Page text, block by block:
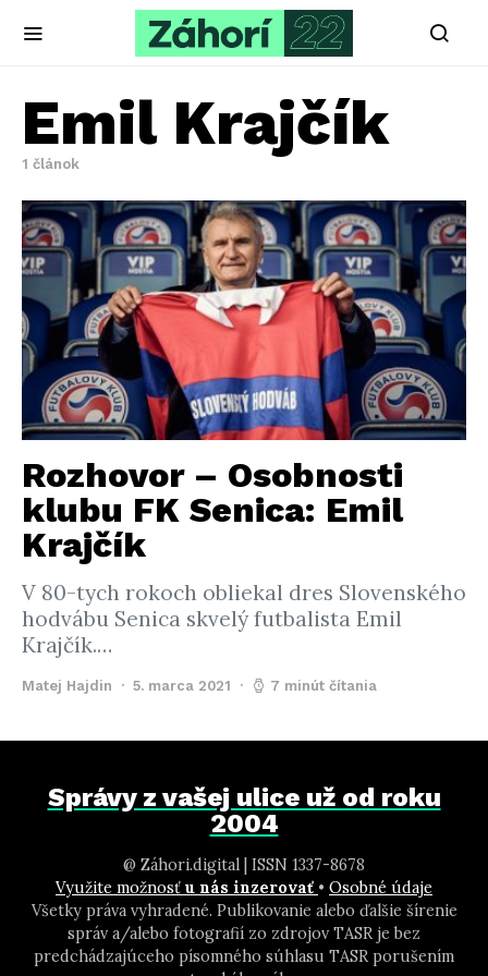
Emil Krajčík
1 článok
Rozhovor – Osobnosti
klubu FK Senica: Emil
Krajčík
V 80-tych rokoch obliekal dres Slovenského
hodvábu Senica skvelý futbalista Emil
Krajčík.…
Matej Hajdin 5. marca 2021 7 minút čítania
Správy z vašej ulice už od roku
2004
@ Záhori.digital | ISSN 1337-8678
Využite možnosť u nás inzerovať • Osobné údaje
Všetky práva vyhradené. Publikovanie alebo ďalšie šírenie
správ a/alebo fotografií zo zdrojov TASR je bez
predchádzajúceho písomného súhlasu TASR porušením